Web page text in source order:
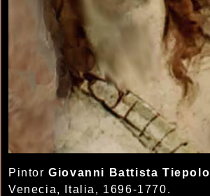
PintorGiovanni Battista Tiepolo
Venecia, Italia, 1696-1770.